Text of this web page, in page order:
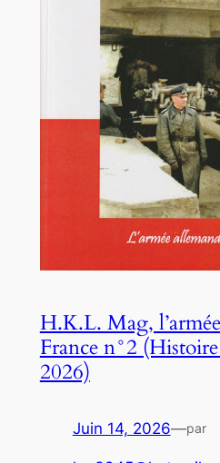
H.K.L. Mag,
France n°2
2026)
Juin 14, 2026—par